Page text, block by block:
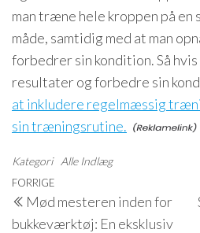
man træne hele kroppen på en
måde, samtidig med at man
forbedrer sin kondition. Så hvis
resultater og forbedre sin
at inkludere regelmæssig
sin træningsrutine.
Kategori Alle Indlæg
Indlægsnavigation
Forrige
indlæg
FORRIGE
Mød mesteren inden for
bukkeværktøj: En eksklusiv